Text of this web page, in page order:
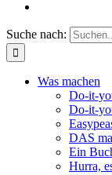
Suche nach:
Was machen
Do-it-
Do-it-
DAS
Ein
Hurra,